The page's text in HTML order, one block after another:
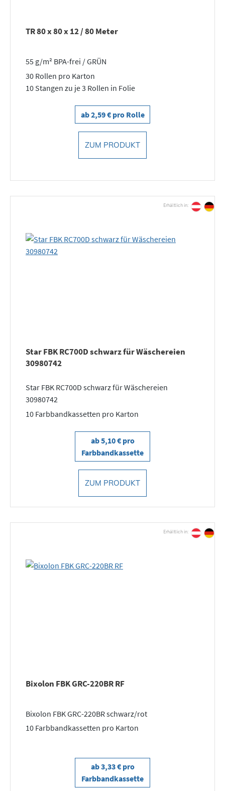
TR 80 x 80 x 12 / 80 Meter
55 g/m² BPA-frei / GRÜN
30 Rollen pro Karton
10 Stangen zu je 3 Rollen in Folie
ab 2,59 € pro Rolle
ZUM PRODUKT
Erhältlich in:
Star FBK RC700D schwarz für Wäschereien
30980742
Star FBK RC700D schwarz für Wäschereien
30980742
10 Farbbandkassetten pro Karton
ab 5,10 € pro
Farbbandkassette
ZUM PRODUKT
Erhältlich in:
Bixolon FBK GRC-220BR RF
Bixolon FBK GRC-220BR schwarz/rot
10 Farbbandkassetten pro Karton
ab 3,33 € pro
Farbbandkassette